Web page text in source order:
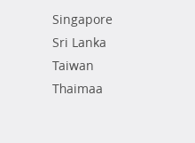
Singapore
Sri Lanka
Taiwan
Thaimaa